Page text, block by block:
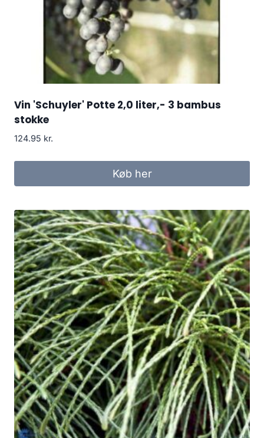
Vin 'Schuyler' Potte 2,0 liter,- 3 bambus
stokke
124.95 kr.
Køb her